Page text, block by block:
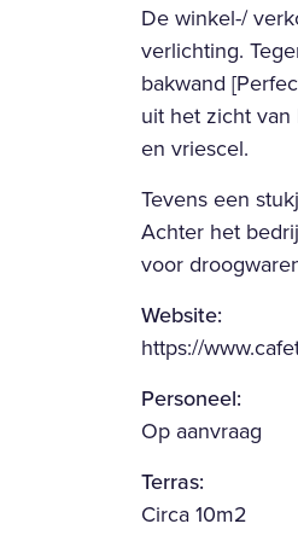
De winkel-/
verlichting.
bakwand
uit het zicht
en vriescel.
Tevens een
Achter het
voor
https://
Personeel:
Op aanvraag
Terras:
Circa 10m2